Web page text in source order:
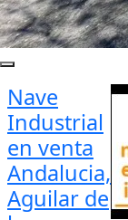
Nave
Industrial
en venta
Andalucia,
Aguilar de